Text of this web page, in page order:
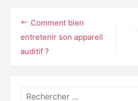
Navigation
de
l’article
Comment bien
entretenir son appareil
auditif ?